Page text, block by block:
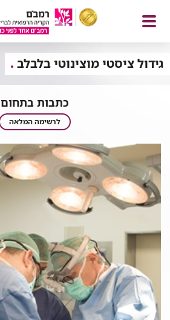
פתח
תפריט
גידול ציסטי מוצינוטי בלבלב
כתבות בתחום
כתבות
בתחום
לרשימה המלאה